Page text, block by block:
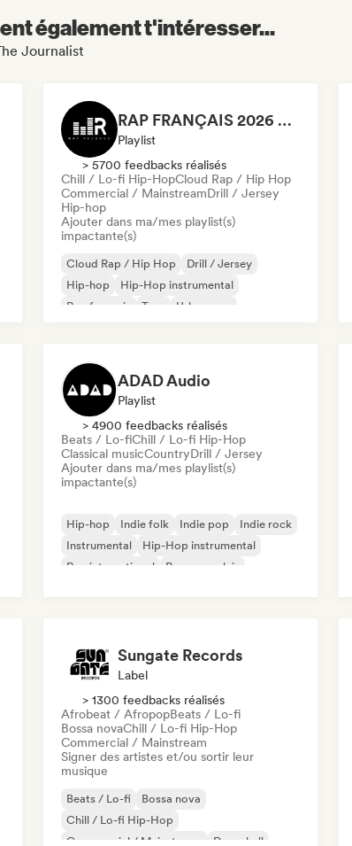
également t'intéresser...
Journalist
RAP FRANÇAIS 2026 🔥🇫🇷 (Way Records)
Playlist
> 5700 feedbacks réalisés
Chill / Lo-fi Hip-HopCloud Rap / Hip Hop
Commercial / MainstreamDrill / Jersey
Hip-hop
Ajouter dans ma/mes playlist(s)
impactante(s)
Cloud Rap / Hip Hop
Drill / Jersey
Hip-hop
Hip-Hop instrumental
Rap francais
Trap
Urban pop
ADAD Audio
Playlist
> 4900 feedbacks réalisés
Beats / Lo-fiChill / Lo-fi Hip-Hop
Classical musicCountryDrill / Jersey
Ajouter dans ma/mes playlist(s)
impactante(s)
Hip-hop Indie folk Indie pop
Indie rock
Instrumental
Hip-Hop instrumental
Rap international
Rap en anglais
Sungate Records
Label
> 1300 feedbacks réalisés
Afrobeat / AfropopBeats / Lo-fi
Bossa novaChill / Lo-fi Hip-Hop
Commercial / Mainstream
Signer des artistes et/ou sortir leur
musique
Beats / Lo-fi
Bossa nova
Chill / Lo-fi Hip-Hop
Commercial / Mainstream
Dancehall